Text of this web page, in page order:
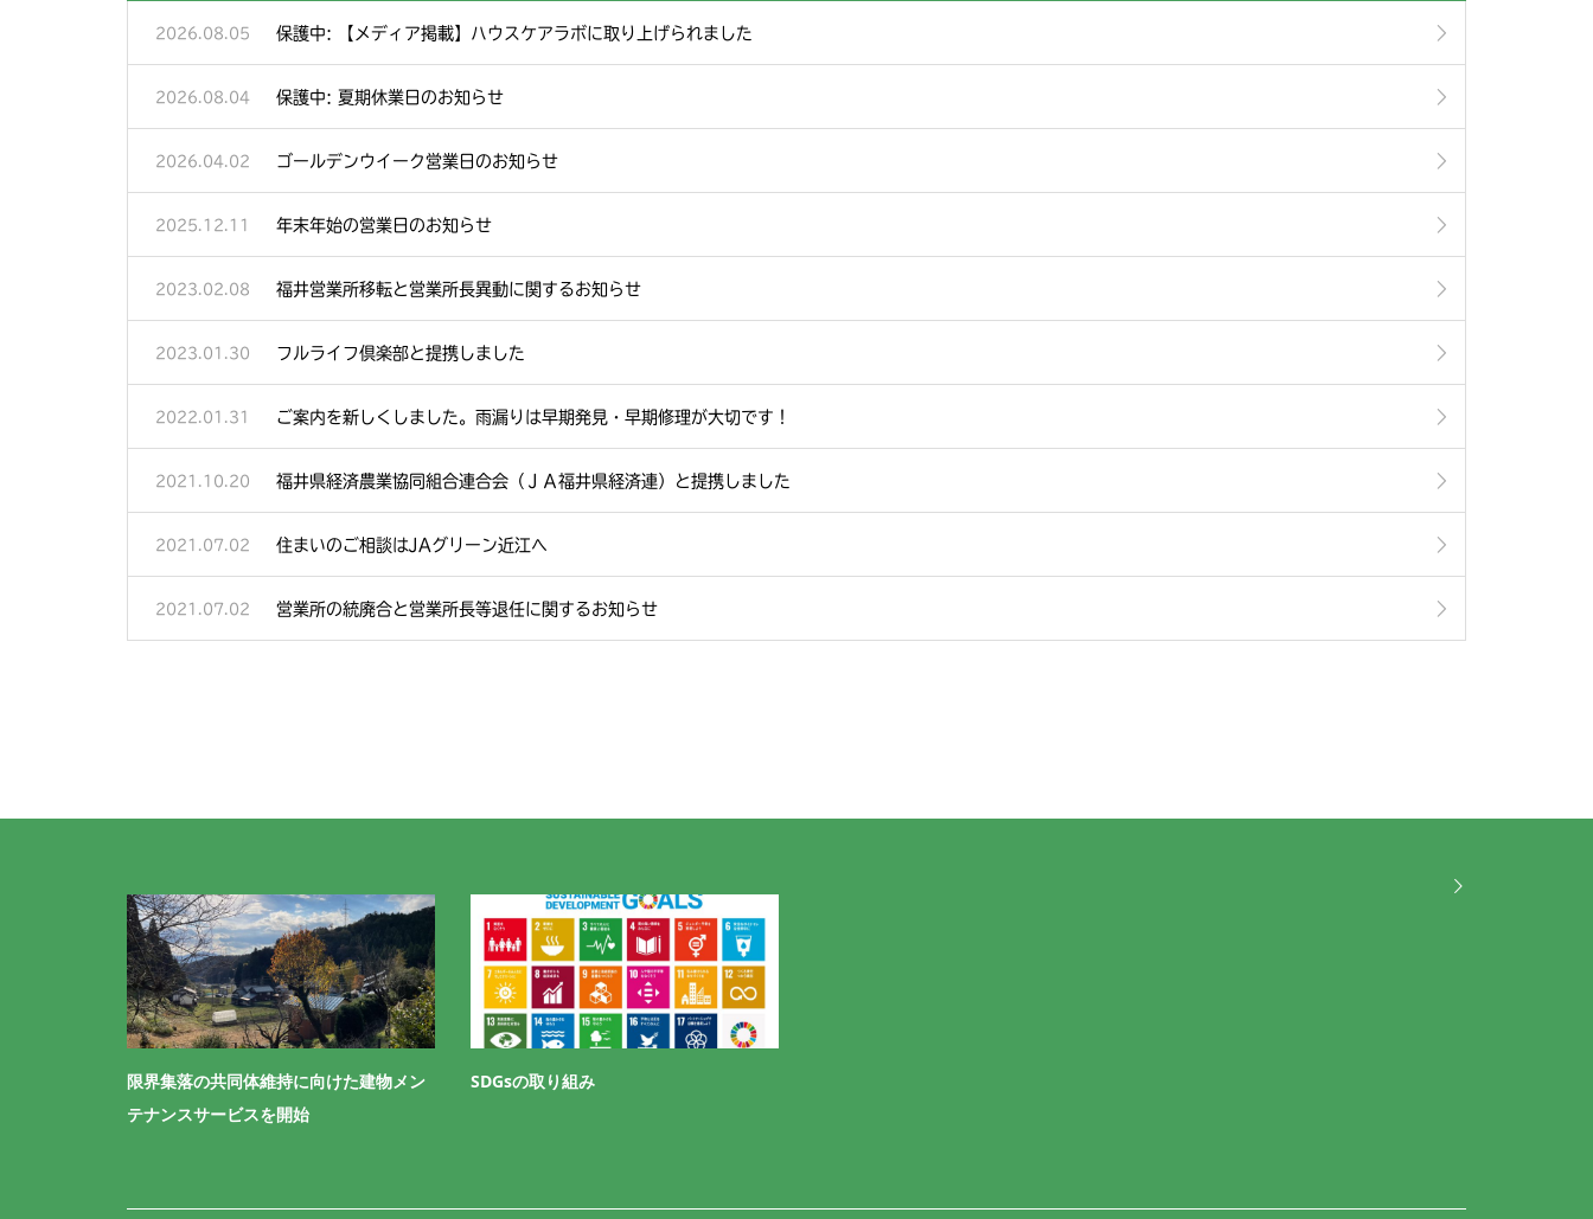
2026.08.05 保護中: 【メディア掲載】ハウスケアラボに取り上げられました
2026.08.04 保護中: 夏期休業日のお知らせ
2026.04.02 ゴールデンウイーク営業日のお知らせ
2025.12.11 年末年始の営業日のお知らせ
2023.02.08 福井営業所移転と営業所長異動に関するお知らせ
2023.01.30 フルライフ倶楽部と提携しました
2022.01.31 ご案内を新しくしました。雨漏りは早期発見・早期修理が大切です！
2021.10.20 福井県経済農業協同組合連合会（ＪＡ福井県経済連）と提携しました
2021.07.02 住まいのご相談はJAグリーン近江へ
2021.07.02 営業所の統廃合と営業所長等退任に関するお知らせ
限界集落の共同体維持に向けた建物メン
テナンスサービスを開始
SDGsの取り組み